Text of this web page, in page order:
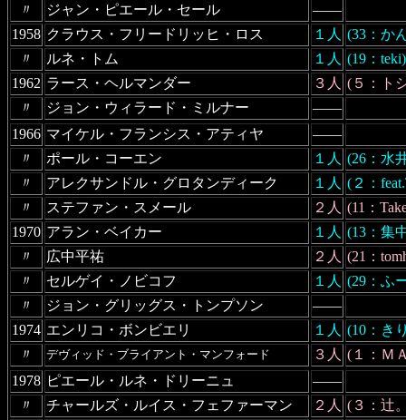
〃
ジャン・ピエール・セール
――
1958 クラウス・フリードリッヒ・ロス １人 (33：か
〃
ルネ・トム １人 (19：teki)
1962 ラース・ヘルマンダー ３人 (５：ト
〃
ジョン・ウィラード・ミルナー
――
1966 マイケル・フランシス・アティヤ
――
〃
ポール・コーエン １人 (26：水
〃
アレクサンドル・グロタンディーク １人 (２：
〃
ステファン・スメール ２人 (11：
1970 アラン・ベイカー １人 (13：集
〃
広中平祐 ２人 (21：
〃
セルゲイ・ノビコフ １人 (29：ふ
〃
ジョン・グリッグス・トンプソン
――
1974 エンリコ・ボンビエリ １人 (10：き
〃
デヴィッド・ブライアント・マンフォード ３人 (１：Ｍ
1978 ピエール・ルネ・ドリーニュ
――
〃
チャールズ・ルイス・フェファーマン ２人 (３：辻